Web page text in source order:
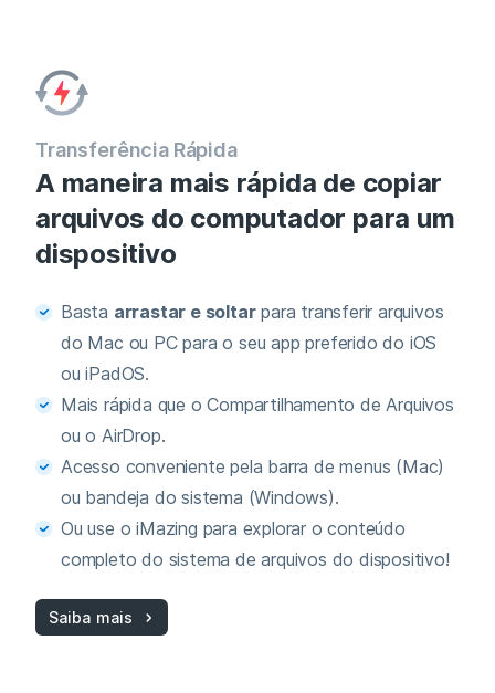
Transferência Rápida
A maneira mais rápida de copiar
arquivos do computador para um
dispositivo
Basta arrastar e soltarpara transferir arquivos
do Mac ou PC para o seu app preferido do iOS
ou iPadOS.
Mais rápida que o Compartilhamento de Arquivos
ou o AirDrop.
Acesso conveniente pela barra de menus (Mac)
ou bandeja do sistema (Windows).
Ou use o iMazing para explorar o conteúdo
completo do sistema de arquivos do dispositivo!
Saiba mais